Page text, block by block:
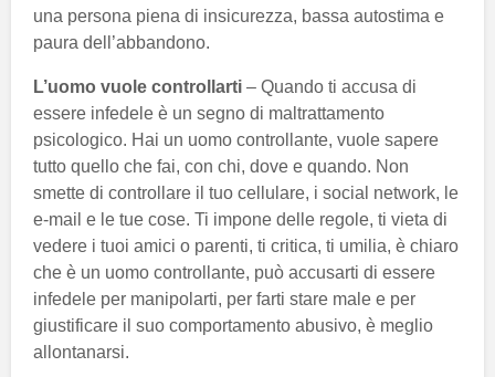
una persona piena di insicurezza, bassa autostima e
paura dell’abbandono.
L’uomo vuole controllarti – Quando ti accusa di
essere infedele è un segno di maltrattamento
psicologico. Hai un uomo controllante, vuole sapere
tutto quello che fai, con chi, dove e quando. Non
smette di controllare il tuo cellulare, i social network, le
e-mail e le tue cose. Ti impone delle regole, ti vieta di
vedere i tuoi amici o parenti, ti critica, ti umilia, è chiaro
che è un uomo controllante, può accusarti di essere
infedele per manipolarti, per farti stare male e per
giustificare il suo comportamento abusivo, è meglio
allontanarsi.